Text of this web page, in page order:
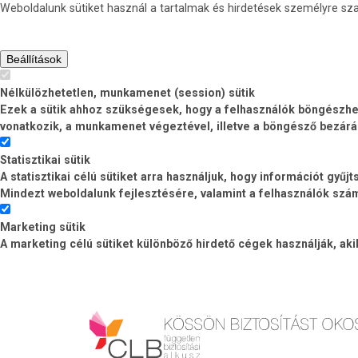
Weboldalunk sütiket használ a tartalmak és hirdetések személyre
Beállítások
Nélkülözhetetlen, munkamenet (session) sütik
Ezek a sütik ahhoz szükségesek, hogy a felhasználók
vonatkozik, a munkamenet végeztével, illetve a böngésző
Statisztikai sütik
A statisztikai célú sütiket arra használjuk, hogy információt
Mindezt weboldalunk fejlesztésére, valamint a felhasználók
Marketing sütik
A marketing célú sütiket különböző hirdető cégek használják,